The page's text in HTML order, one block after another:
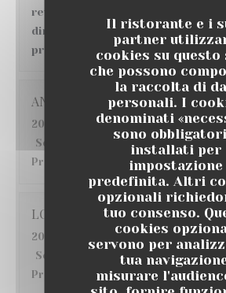
Il ristorante e i
partner
cookies su questo
che possono
la raccolta di
personali. I
denominati
sono
installati per
impostazione
predefinita. Altri
opzionali
tuo consenso.
cookies
servono per
tua
misurare
revanche, concernant le repas et
directement, grosse déception
pratiqués.
ANGELIQUE G
2026-07-22
- 12:30 - Ospiti 6
Servizio
Atmosfera: /5
Prezzo
LO
2026-07-18
- 20:00 - Ospiti 6
Servizio
Atmosfera : 5/5
Prezzo